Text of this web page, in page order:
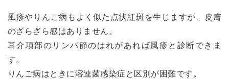
風疹やりんご病もよく似た点状紅斑を生じますが、皮膚
のざらざら感はありません。
耳介項部のリンパ節のはれがあれば風疹と診断できま
す。
りんご病はときに溶連菌感染症と区別が困難です。